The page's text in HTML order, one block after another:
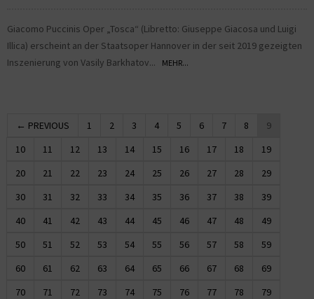
Giacomo Puccinis Oper „Tosca“ (Libretto: Giuseppe Giacosa und Luigi
Illica) erscheint an der Staatsoper Hannover in der seit 2019 gezeigten
Inszenierung von Vasily Barkhatov...
MEHR...
← PREVIOUS 1 2 3 4 5 6 7 8
9
10
11 12 13 14 15 16 17 18
19
20
21 22 23 24 25 26 27 28
29
30
31 32 33 34 35 36 37 38
39
40
41 42 43 44 45 46 47 48
49
50
51 52 53 54 55 56 57 58
59
60
61 62 63 64 65 66 67 68
69
70
71 72 73 74 75 76 77 78
79